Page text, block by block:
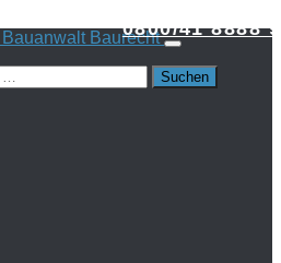
0800/41 8888 9